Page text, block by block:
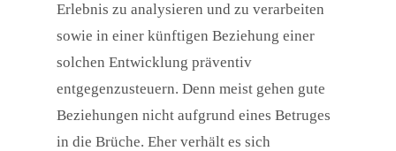
Erlebnis zu analysieren und zu verarbeiten
sowie in einer künftigen Beziehung einer
solchen Entwicklung präventiv
entgegenzusteuern. Denn meist gehen gute
Beziehungen nicht aufgrund eines Betruges
in die Brüche. Eher verhält es sich